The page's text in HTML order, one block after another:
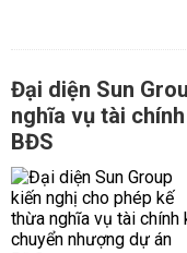
Đại diện Sun
nghĩa vụ tài
BĐS